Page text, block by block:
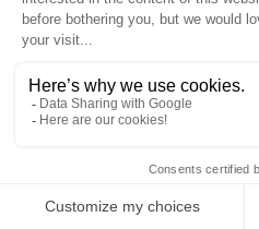
Découvrez